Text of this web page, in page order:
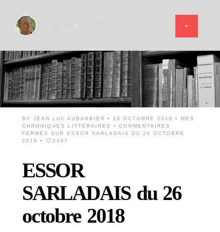
BY JEAN LUC AUBARBIER • 26 OCTOBRE 2018 •
MES
CHRONIQUES LITTÉRAIRES
• COMMENTAIRES
FERMÉS
SUR ESSOR SARLADAIS DU 26 OCTOBRE
2018
• 2387
ESSOR
SARLADAIS du 26
octobre 2018